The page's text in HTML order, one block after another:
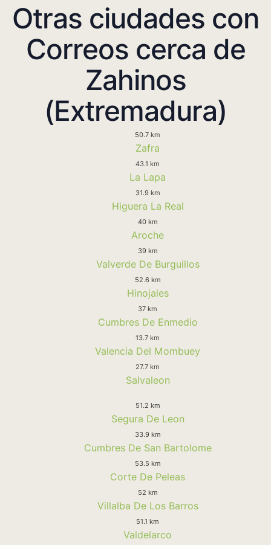
Otras ciudades con
Correos cerca de
Zahinos
(Extremadura)
50.7 km
Zafra
43.1 km
La Lapa
31.9 km
Higuera La Real
40 km
Aroche
39 km
Valverde De Burguillos
52.6 km
Hinojales
37 km
Cumbres De Enmedio
13.7 km
Valencia Del Mombuey
27.7 km
Salvaleon
51.2 km
Segura De Leon
33.9 km
Cumbres De San Bartolome
53.5 km
Corte De Peleas
52 km
Villalba De Los Barros
51.1 km
Valdelarco